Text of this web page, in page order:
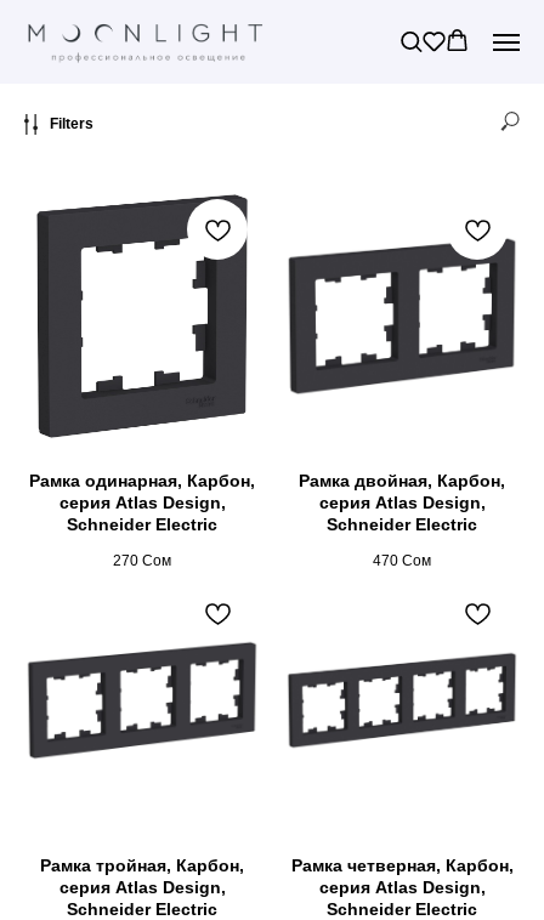
Filters
Рамка одинарная, Карбон,
серия Atlas Design,
Schneider Electric
270 Сом
Рамка двойная, Карбон,
серия Atlas Design,
Schneider Electric
470 Сом
Рамка тройная, Карбон,
серия Atlas Design,
Schneider Electric
Рамка четверная, Карбон,
серия Atlas Design,
Schneider Electric